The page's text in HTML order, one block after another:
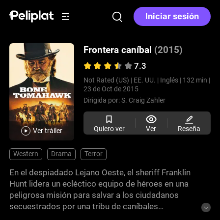
Iniciar sesión
Ver tráiler
Frontera caníbal (2015)
7.3
Not Rated (US) | EE. UU. | Inglés | 132 min |
23 de Oct de 2015
Dirigida por:S. Craig Zahler
Quiero ver Ver Reseña
Western Drama Terror
En el despiadado Lejano Oeste, el sheriff Franklin
Hunt lidera un ecléctico equipo de héroes en una
peligrosa misión para salvar a los ciudadanos
secuestrados por una tribu de caníbales